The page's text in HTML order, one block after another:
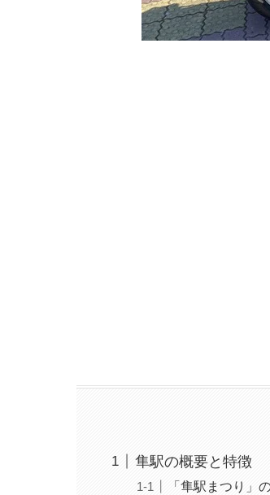
隼駅の概要と特徴
「隼駅まつり」